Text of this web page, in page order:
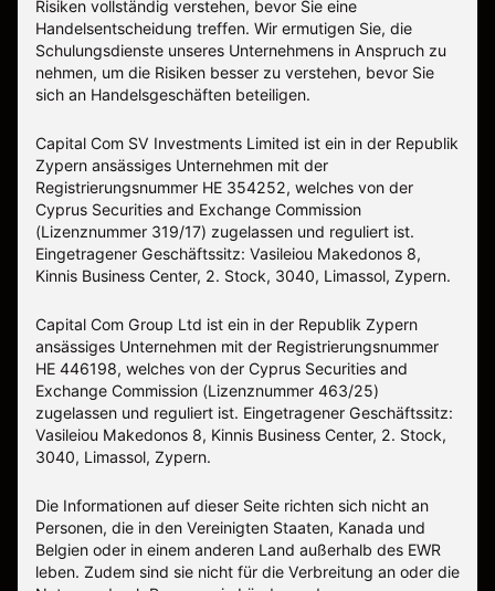
Risiken vollständig verstehen, bevor Sie eine
Handelsentscheidung treffen. Wir ermutigen Sie, die
Schulungsdienste unseres Unternehmens in Anspruch zu
nehmen, um die Risiken besser zu verstehen, bevor Sie
sich an Handelsgeschäften beteiligen.
Capital Com SV Investments Limited ist ein in der Republik
Zypern ansässiges Unternehmen mit der
Registrierungsnummer HE 354252, welches von der
Cyprus Securities and Exchange Commission
(Lizenznummer 319/17) zugelassen und reguliert ist.
Eingetragener Geschäftssitz: Vasileiou Makedonos 8,
Kinnis Business Center, 2. Stock, 3040, Limassol, Zypern.
Capital Com Group Ltd ist ein in der Republik Zypern
ansässiges Unternehmen mit der Registrierungsnummer
ΗΕ 446198, welches von der Cyprus Securities and
Exchange Commission (Lizenznummer 463/25)
zugelassen und reguliert ist. Eingetragener Geschäftssitz:
Vasileiou Makedonos 8, Kinnis Business Center, 2. Stock,
3040, Limassol, Zypern.
Die Informationen auf dieser Seite richten sich nicht an
Personen, die in den Vereinigten Staaten, Kanada und
Belgien oder in einem anderen Land außerhalb des EWR
leben. Zudem sind sie nicht für die Verbreitung an oder die